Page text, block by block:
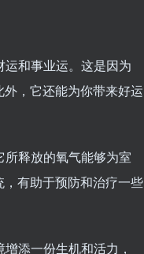
和事业运。这是因为
，它还能为你带来好运
释放的氧气能够为室
有助于预防和治疗一些
添一份生机和活力，